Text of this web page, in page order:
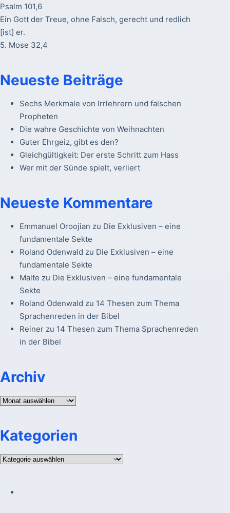
Psalm 101,6
Ein Gott der Treue, ohne Falsch, gerecht und redlich
[ist] er.
5. Mose 32,4
Neueste Beiträge
Sechs Merkmale von Irrlehrern und falschen
Propheten
Die wahre Geschichte von Weihnachten
Guter Ehrgeiz, gibt es den?
Gleichgültigkeit: Der erste Schritt zum Hass
Wer mit der Sünde spielt, verliert
Neueste Kommentare
Emmanuel Oroojian zu Die Exklusiven – eine
fundamentale Sekte
Roland Odenwald zu Die Exklusiven – eine
fundamentale Sekte
Malte zu Die Exklusiven – eine fundamentale
Sekte
Roland Odenwald zu 14 Thesen zum Thema
Sprachenreden in der Bibel
Reinerzu 14 Thesen zum Thema Sprachenreden
in der Bibel
Archiv
Archiv
Kategorien
Kategorien